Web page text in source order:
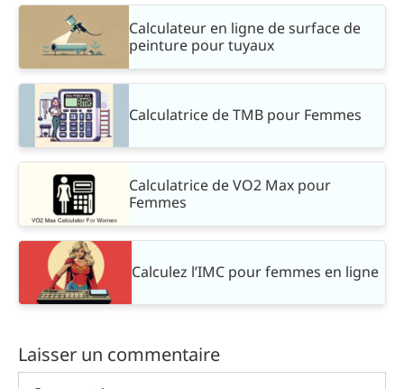
Calculateur en ligne de surface de
peinture pour tuyaux
Calculatrice de TMB pour Femmes
Calculatrice de VO2 Max pour
Femmes
Calculez l’IMC pour femmes en ligne
Laisser un commentaire